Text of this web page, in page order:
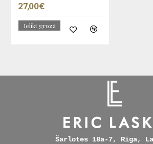
27,00€
Ielikt grozā
Šarlotes 18a-7, Rīga,